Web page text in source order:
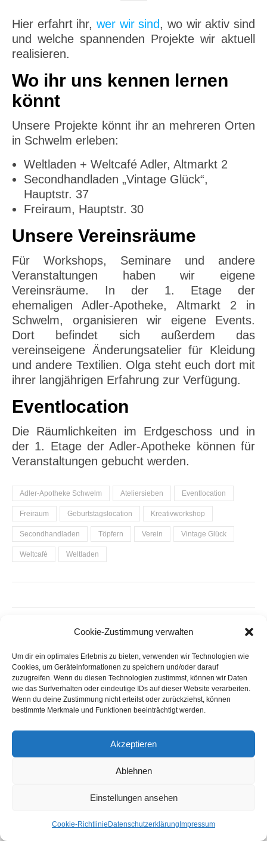
Cookie-Zustimmung verwalten
Um dir ein optimales Erlebnis zu bieten, verwenden wir Technologien wie
Cookies, um Geräteinformationen zu speichern und/oder darauf
zuzugreifen. Wenn du diesen Technologien zustimmst, können wir Daten
wie das Surfverhalten oder eindeutige IDs auf dieser Website verarbeiten.
Wenn du deine Zustimmung nicht erteilst oder zurückziehst, können
bestimmte Merkmale und Funktionen beeinträchtigt werden.
Akzeptieren
Ablehnen
Einstellungen ansehen
Cookie-Richtlinie Datenschutzerklärung Impressum
Hier erfahrt ihr, wer wir sind, wo wir aktiv sind
und welche spannenden Projekte wir aktuell
realisieren.
Wo ihr uns kennen lernen
könnt
Unsere Projekte könnt ihr an mehreren Orten
in Schwelm erleben:
Weltladen + Weltcafé Adler, Altmarkt 2
Secondhandladen „Vintage Glück“,
Hauptstr. 37
Freiraum, Hauptstr. 30
Unsere Vereinsräume
Für Workshops, Seminare und andere
Veranstaltungen haben wir eigene
Vereinsräume. In der 1. Etage der
ehemaligen Adler-Apotheke, Altmarkt 2 in
Schwelm, organisieren wir eigene Events.
Dort befindet sich außerdem das
vereinseigene Änderungsatelier für Kleidung
und andere Textilien. Olga steht euch dort mit
ihrer langjährigen Erfahrung zur Verfügung.
Eventlocation
Die Räumlichkeiten im Erdgeschoss und in
der 1. Etage der Adler-Apotheke können für
Veranstaltungen gebucht werden.
Adler-Apotheke Schwelm Ateliersieben Eventlocation
Freiraum Geburtstagslocation Kreativworkshop
Secondhandladen Töpfern Verein Vintage Glück
Weltcafé Weltladen
© 2026 AtelierSieben e.V., Altmarkt 2, 58332 Schwelm |
NACH OBEN